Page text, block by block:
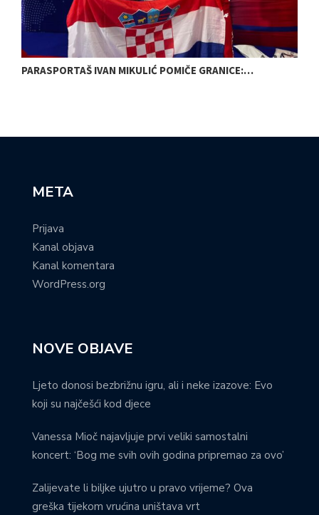
PARASPORTAŠ IVAN MIKULIĆ POMIČE GRANICE:…
META
Prijava
Kanal objava
Kanal komentara
WordPress.org
NOVE OBJAVE
Ljeto donosi bezbrižnu igru, ali i neke izazove: Evo
koji su najčešći kod djece
Vanessa Mioč najavljuje prvi veliki samostalni
koncert: ‘Bog me svih ovih godina pripremao za ovo’
Zalijevate li biljke ujutro u pravo vrijeme? Ova
greška tijekom vrućina uništava vrt